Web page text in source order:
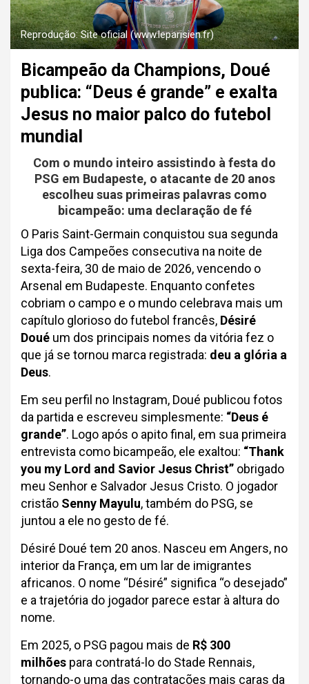
Reprodução: Site oficial (www.leparisien.fr)
Bicampeão da Champions, Doué
publica: “Deus é grande” e exalta
Jesus no maior palco do futebol
mundial
Com o mundo inteiro assistindo à festa do
PSG em Budapeste, o atacante de 20 anos
escolheu suas primeiras palavras como
bicampeão: uma declaração de fé
O Paris Saint-Germain conquistou sua segunda
Liga dos Campeões consecutiva na noite de
sexta-feira, 30 de maio de 2026, vencendo o
Arsenal em Budapeste. Enquanto confetes
cobriam o campo e o mundo celebrava mais um
capítulo glorioso do futebol francês, Désiré
Doué um dos principais nomes da vitória fez o
que já se tornou marca registrada: deu a glória a
Deus.
Em seu perfil no Instagram, Doué publicou fotos
da partida e escreveu simplesmente: “Deus é
grande”. Logo após o apito final, em sua primeira
entrevista como bicampeão, ele exaltou: “Thank
you my Lord and Savior Jesus Christ” obrigado
meu Senhor e Salvador Jesus Cristo. O jogador
cristão Senny Mayulu, também do PSG, se
juntou a ele no gesto de fé.
Désiré Doué tem 20 anos. Nasceu em Angers, no
interior da França, em um lar de imigrantes
africanos. O nome “Désiré” significa “o desejado”
e a trajetória do jogador parece estar à altura do
nome.
Em 2025, o PSG pagou mais de R$ 300
milhões para contratá-lo do Stade Rennais,
tornando-o uma das contratações mais caras da